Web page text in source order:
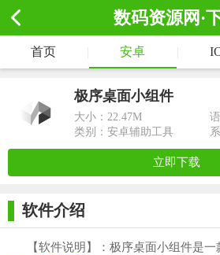
数码资源网·
首页 安卓
极序桌面小组件
大小： 22.47M
类别：安卓辅助工具
立即下载
软件介绍
【软件说明】：极序桌面小组件是